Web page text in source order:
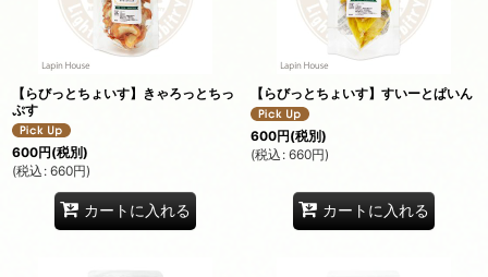
【らびっとちょいす】きゃろっとちっ
ぷす
600円(税別)
(税込 : 660円)
カートに入れる
【らびっとちょいす】すいーとぱいん
600円(税別)
(税込 : 660円)
カートに入れる